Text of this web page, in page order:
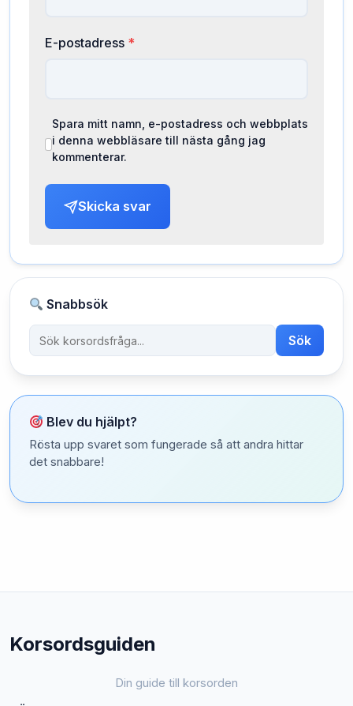
E-postadress *
Spara mitt namn, e-postadress och webbplats
i denna webbläsare till nästa gång jag
kommenterar.
Skicka svar
Snabbsök
Sök
Blev du hjälpt?
Rösta upp svaret som fungerade så att andra hittar
det snabbare!
Korsordsguiden
Din guide till korsorden